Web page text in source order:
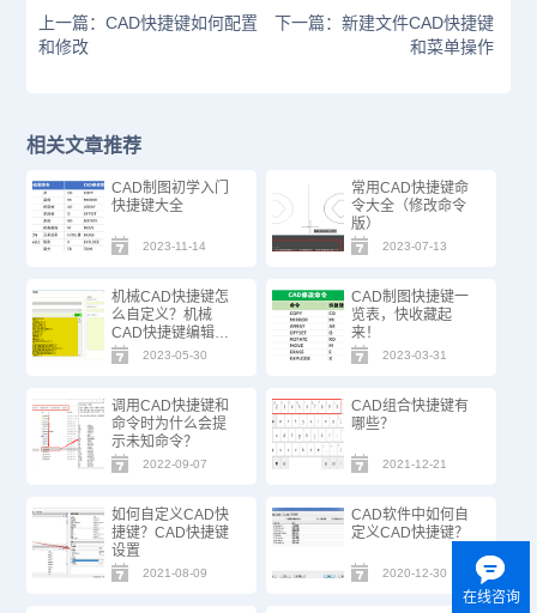
上一篇：CAD快捷键如何配置
和修改
下一篇：新建文件CAD快捷键
和菜单操作
相关文章推荐
CAD制图初学入门
快捷键大全
2023-11-14
常用CAD快捷键命
令大全（修改命令
版）
2023-07-13
机械CAD快捷键怎
么自定义？机械
CAD快捷键编辑技
巧
2023-05-30
CAD制图快捷键一
览表，快收藏起
来！
2023-03-31
调用CAD快捷键和
命令时为什么会提
示未知命令？
2022-09-07
CAD组合快捷键有
哪些？
2021-12-21
如何自定义CAD快
捷键？CAD快捷键
设置
2021-08-09
CAD软件中如何自
定义CAD快捷键？
2020-12-30
在线咨询